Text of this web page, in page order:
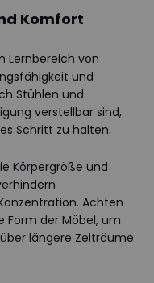
Komfort
Lernbereich von
und
Stühlen und
verstellbar sind,
Schritt zu halten.
Körpergröße und
Achten
Form der Möbel, um
längere Zeiträume